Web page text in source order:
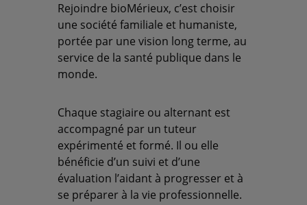
Rejoindre bioMérieux, c’est choisir
une société familiale et humaniste,
portée par une vision long terme, au
service de la santé publique dans le
monde.
Chaque stagiaire ou alternant est
accompagné par un tuteur
expérimenté et formé. Il ou elle
bénéficie d’un suivi et d’une
évaluation l’aidant à progresser et à
se préparer à la vie professionnelle.